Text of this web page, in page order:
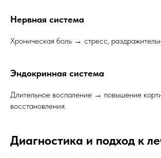
Нервная система
Хроническая боль → стресс,
Эндокринная система
Длительное воспаление → повышение
восстановления.
Диагностика и подход к